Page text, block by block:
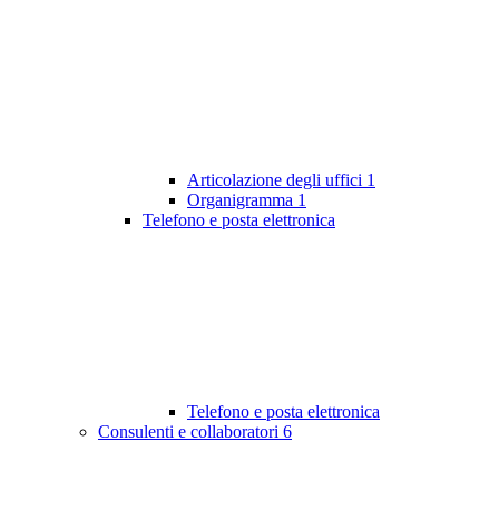
Articolazione degli uffici 1
Organigramma 1
Telefono e posta elettronica
Telefono e posta elettronica
Consulenti e collaboratori 6